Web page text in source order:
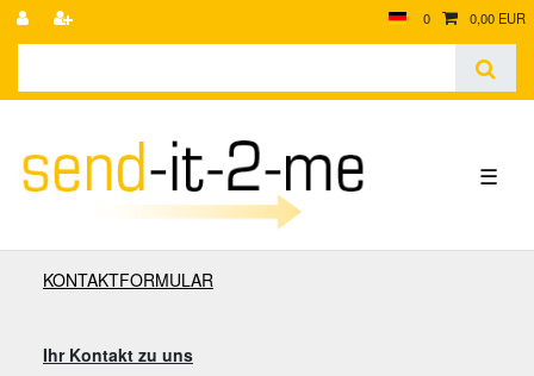
0 0,00 EUR
☰
KONTAKTFORMULAR
Ihr Kontakt zu uns